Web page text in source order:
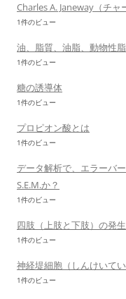
Charles A. Janeway（チャ
1件のビュー
油、脂質、油脂、動物性
1件のビュー
糖の誘導体
1件のビュー
プロピオン酸とは
1件のビュー
データ解析で、エラーバ
S.E.M.か？
1件のビュー
四肢（上肢と下肢）の発
1件のビュー
神経堤細胞（しんけいて
1件のビュー